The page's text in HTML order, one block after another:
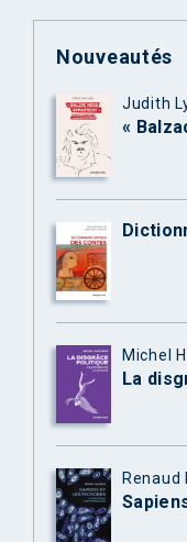
Nouveautés
Judith
«
Michel
La
Renaud